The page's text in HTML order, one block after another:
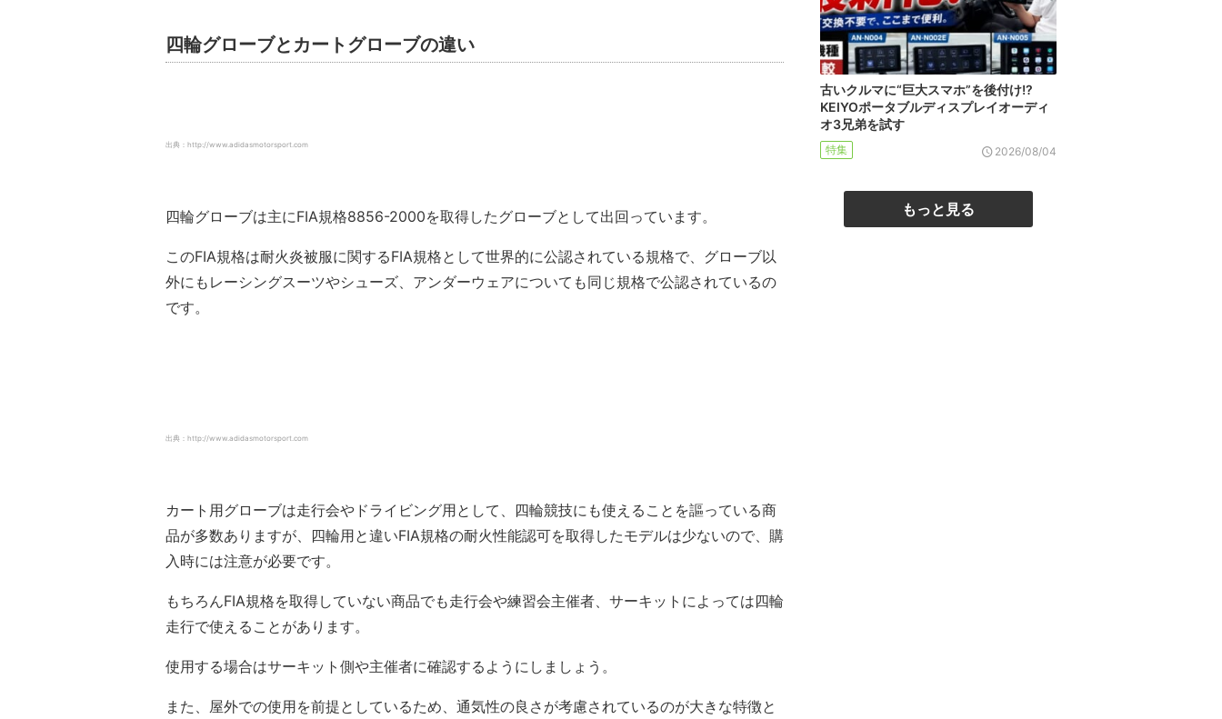
四輪グローブとカートグローブの違い
出典：http://www.adidasmotorsport.com
四輪グローブは主にFIA規格8856-2000を取得したグローブとして出回っています。
このFIA規格は耐火炎被服に関するFIA規格として世界的に公認されている規格で、グローブ以
外にもレーシングスーツやシューズ、アンダーウェアについても同じ規格で公認されているの
です。
出典：http://www.adidasmotorsport.com
カート用グローブは走行会やドライビング用として、四輪競技にも使えることを謳っている商
品が多数ありますが、四輪用と違いFIA規格の耐火性能認可を取得したモデルは少ないので、購
入時には注意が必要です。
もちろんFIA規格を取得していない商品でも走行会や練習会主催者、サーキットによっては四輪
走行で使えることがあります。
使用する場合はサーキット側や主催者に確認するようにしましょう。
また、屋外での使用を前提としているため、通気性の良さが考慮されているのが大きな特徴と
古いクルマに“巨大スマホ”を後付け!?
KEIYOポータブルディスプレイオーディ
オ3兄弟を試す
特集 2026/08/04
もっと見る